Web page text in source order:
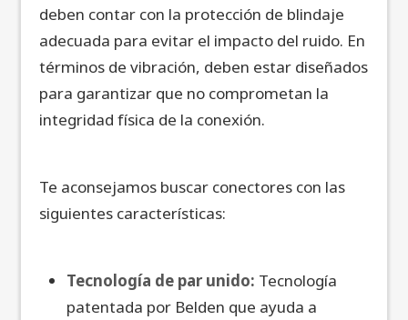
deben contar con la protección de blindaje
adecuada para evitar el impacto del ruido. En
términos de vibración, deben estar diseñados
para garantizar que no comprometan la
integridad física de la conexión.
Te aconsejamos buscar conectores con las
siguientes características:
Tecnología de par unido: Tecnología
patentada por Belden que ayuda a